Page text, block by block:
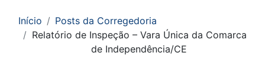
Início
Posts da Corregedoria
Relatório de Inspeção – Vara Única da Comarca
de Independência/CE